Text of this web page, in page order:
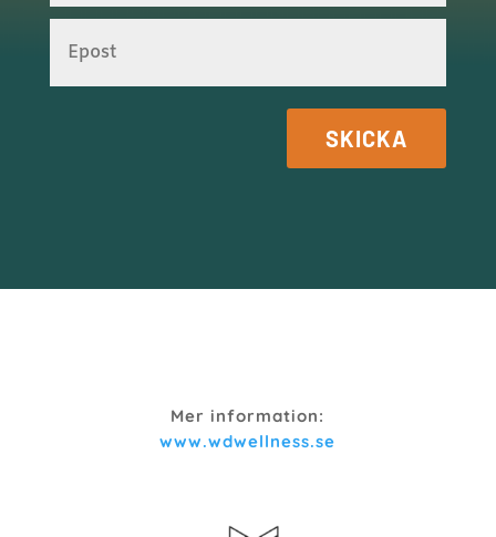
SKICKA
Mer information:
www.wdwellness.se